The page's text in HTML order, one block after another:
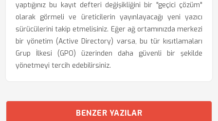
yaptığınız bu kayıt defteri değişikliğini bir "geçici çözüm"
olarak görmeli ve üreticilerin yayınlayacağı yeni yazıcı
sürücülerini takip etmelisiniz. Eğer ağ ortamınızda merkezi
bir yönetim (Active Directory) varsa, bu tür kısıtlamaları
Grup İlkesi (GPO) üzerinden daha güvenli bir şekilde
yönetmeyi tercih edebilirsiniz.
BENZER YAZILAR